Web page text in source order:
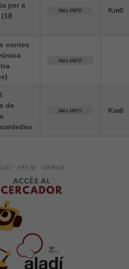
per a
Més INFO Km0
contes
Més INFO
de
Més INFO Km0
opcionals,
Estadístiques
aquestes
cookies.